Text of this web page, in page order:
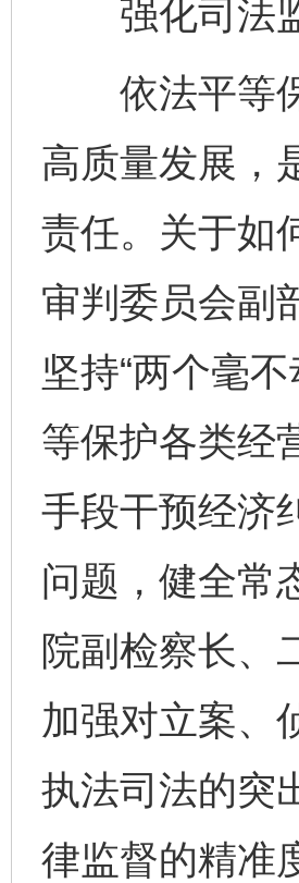
强化司法监
依法平等保
高质量发展，
责任。关于如
审判委员会副
坚持“两个毫
等保护各类经
手段干预经济
问题，健全常
院副检察长、
加强对立案、
执法司法的突
律监督的精准